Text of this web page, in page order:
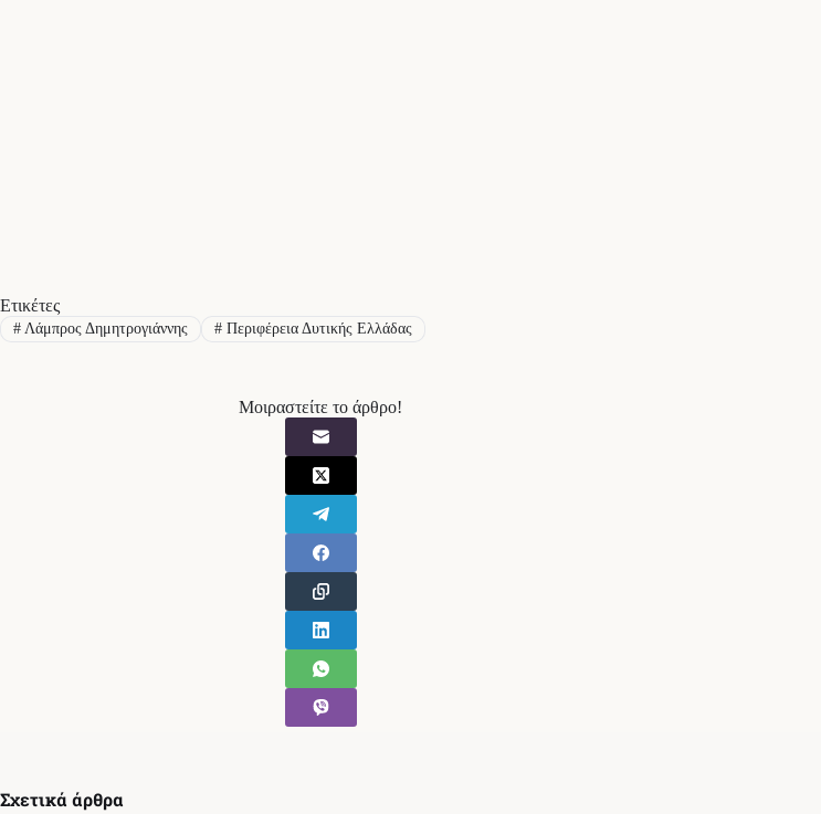
Ετικέτες
#Λάμπρος Δημητρογιάννης #Περιφέρεια Δυτικής Ελλάδας
Μοιραστείτε το άρθρο!
Σχετικά άρθρα